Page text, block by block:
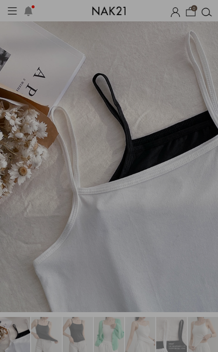
0
작 장마템 기획전